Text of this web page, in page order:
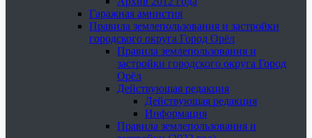
Гаражная амнистия
Правила землепользования и застройки
городского округа Город Орёл
Правила землепользования и
застройки городского округа Город
Орёл
Действующая редакция
Действующая редакция
Информация
Правила землепользования и